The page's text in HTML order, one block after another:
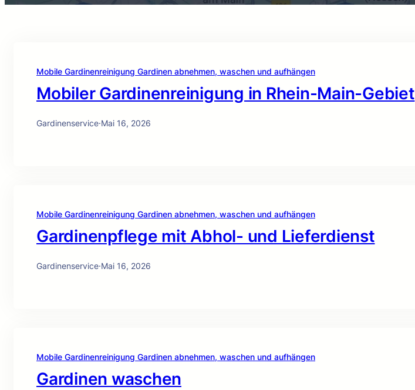
Mobile Gardinenreinigung Gardinen abnehmen, waschen und aufhängen
Mobiler Gardinenreinigung in Rhein-Main-Gebiet
Gardinenservice·Mai 16, 2026
Mobile Gardinenreinigung Gardinen abnehmen, waschen und aufhängen
Gardinenpflege mit Abhol- und Lieferdienst
Gardinenservice·Mai 16, 2026
Mobile Gardinenreinigung Gardinen abnehmen, waschen und aufhängen
Gardinen waschen